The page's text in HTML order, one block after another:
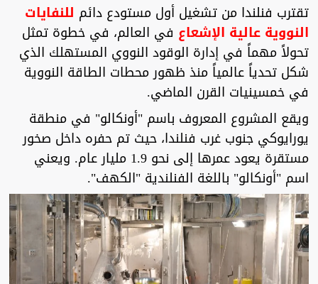
تقترب فنلندا من تشغيل أول مستودع دائم للنفايات
النووية عالية الإشعاع في العالم، في خطوة تمثل
تحولاً مهماً في إدارة الوقود النووي المستهلك الذي
شكل تحدياً عالمياً منذ ظهور محطات الطاقة النووية
في خمسينيات القرن الماضي.
ويقع المشروع المعروف باسم "أونكالو" في منطقة
يورايوكي جنوب غرب فنلندا، حيث تم حفره داخل صخور
مستقرة يعود عمرها إلى نحو 1.9 مليار عام. ويعني
اسم "أونكالو" باللغة الفنلندية "الكهف".